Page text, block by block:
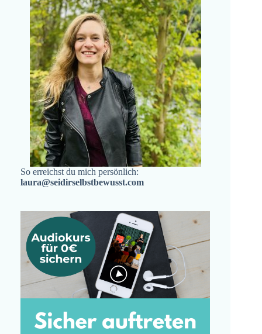
So erreichst du mich persönlich:
laura@seidirselbstbewusst.com